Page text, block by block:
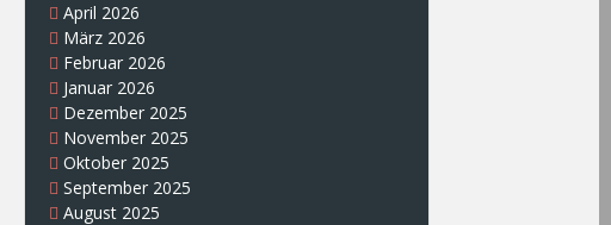
April 2026
März 2026
Februar 2026
Januar 2026
Dezember 2025
November 2025
Oktober 2025
September 2025
August 2025